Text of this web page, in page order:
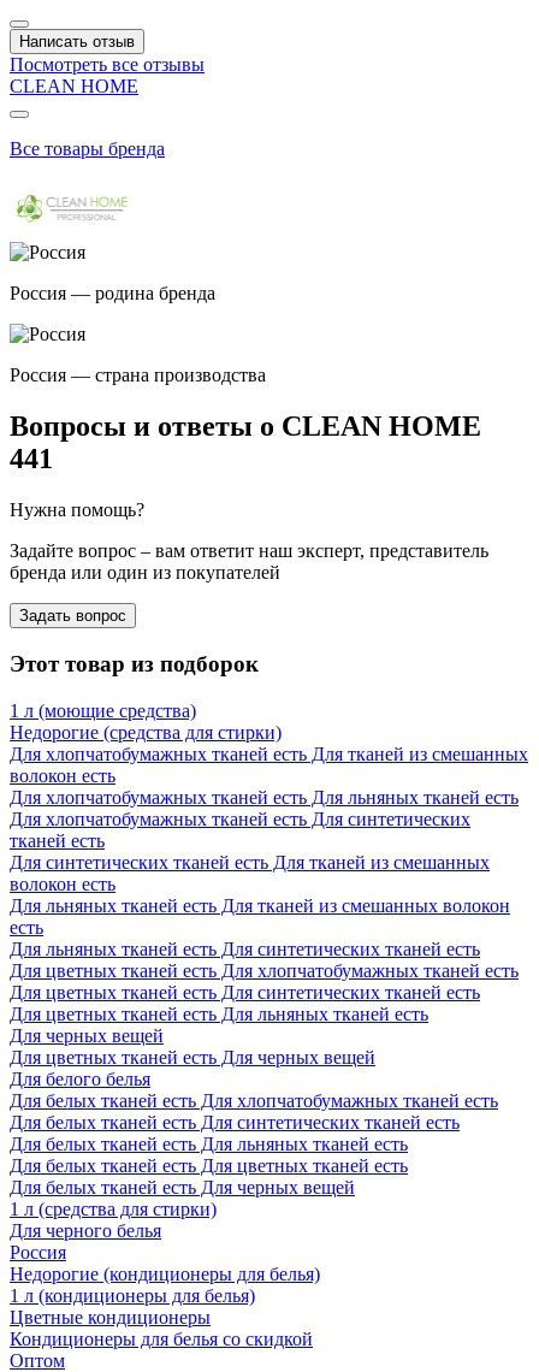
Написать отзыв
Посмотреть все отзывы
CLEAN HOME
Все товары бренда
Россия — родина бренда
Россия — страна производства
Вопросы и ответы о CLEAN HOME
441
Нужна помощь?
Задайте вопрос – вам ответит наш эксперт, представитель
бренда или один из покупателей
Задать вопрос
Этот товар из подборок
1 л (моющие средства)
Недорогие (средства для стирки)
Для хлопчатобумажных тканей есть Для тканей из смешанных
волокон есть
Для хлопчатобумажных тканей есть Для льняных тканей есть
Для хлопчатобумажных тканей есть Для синтетических
тканей есть
Для синтетических тканей есть Для тканей из смешанных
волокон есть
Для льняных тканей есть Для тканей из смешанных волокон
есть
Для льняных тканей есть Для синтетических тканей есть
Для цветных тканей есть Для хлопчатобумажных тканей есть
Для цветных тканей есть Для синтетических тканей есть
Для цветных тканей есть Для льняных тканей есть
Для черных вещей
Для цветных тканей есть Для черных вещей
Для белого белья
Для белых тканей есть Для хлопчатобумажных тканей есть
Для белых тканей есть Для синтетических тканей есть
Для белых тканей есть Для льняных тканей есть
Для белых тканей есть Для цветных тканей есть
Для белых тканей есть Для черных вещей
1 л (средства для стирки)
Для черного белья
Россия
Недорогие (кондиционеры для белья)
1 л (кондиционеры для белья)
Цветные кондиционеры
Кондиционеры для белья со скидкой
Оптом